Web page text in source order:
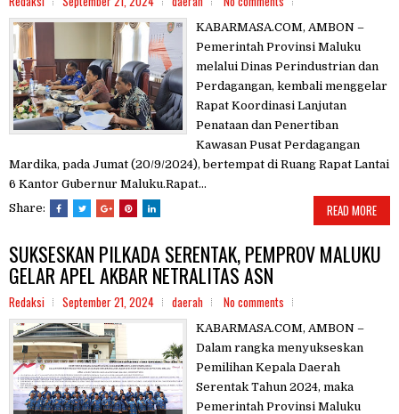
KABARMASA.COM, AMBON –
Pemerintah Provinsi Maluku
melalui Dinas Perindustrian dan
Perdagangan, kembali menggelar
Rapat Koordinasi Lanjutan
Penataan dan Penertiban
Kawasan Pusat Perdagangan
Mardika, pada Jumat (20/9/2024), bertempat di Ruang Rapat Lantai
6 Kantor Gubernur Maluku.Rapat...
Share:
READ MORE
SUKSESKAN PILKADA SERENTAK, PEMPROV MALUKU
GELAR APEL AKBAR NETRALITAS ASN
Redaksi September 21, 2024 daerah No comments
KABARMASA.COM, AMBON –
Dalam rangka menyukseskan
Pemilihan Kepala Daerah
Serentak Tahun 2024, maka
Pemerintah Provinsi Maluku